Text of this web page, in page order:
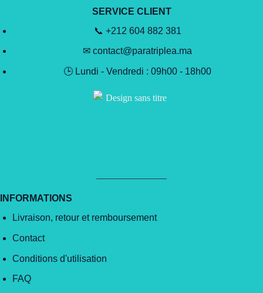
SERVICE CLIENT
📞 +212 604 882 381
✉ contact@paratriplea.ma
🕒 Lundi - Vendredi : 09h00 - 18h00
INFORMATIONS
Livraison, retour et remboursement
Contact
Conditions d'utilisation
FAQ